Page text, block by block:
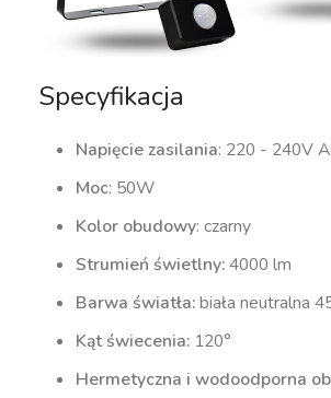
Specyfikacja
Napięcie zasilania: 220 - 240V
Moc: 50W
Kolor obudowy: czarny
Strumień świetlny:4000 lm
Barwa światła:biała neutralna
Kąt świecenia: 120°
Hermetyczna i wodoodporna